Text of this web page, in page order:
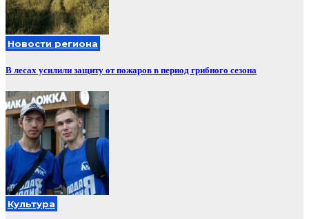
Новости региона
В лесах усилили защиту от пожаров в период грибного сезона
Культура